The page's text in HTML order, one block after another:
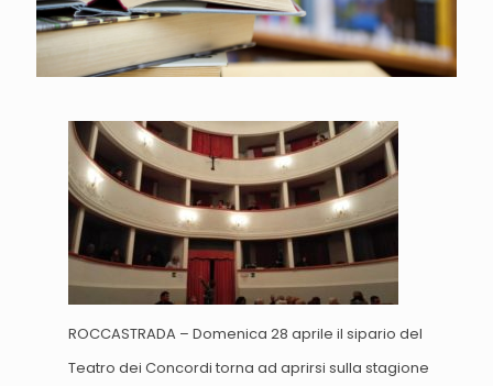
ROCCASTRADA – Domenica 28 aprile il sipario del
Teatro dei Concordi torna ad aprirsi sulla stagione